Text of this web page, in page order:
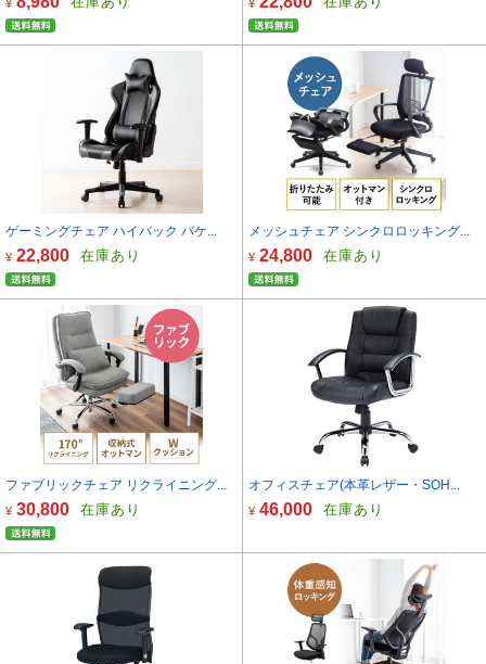
¥ ¥
ゲーミングチェア ハイバック バケ...
¥ 22,800 在庫あり
メッシュチェア シンクロロッキング...
¥ 24,800 在庫あり
ファブリックチェア リクライニング...
¥ 30,800 在庫あり
オフィスチェア(本革レザー・SOH...
¥ 46,000 在庫あり